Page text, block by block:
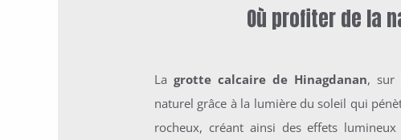
Où profiter de la
Lagrotte calcaire de Hinagdanan, sur
naturel grâce à la lumière du soleil qui
rocheux, créant ainsi des effets lumineux